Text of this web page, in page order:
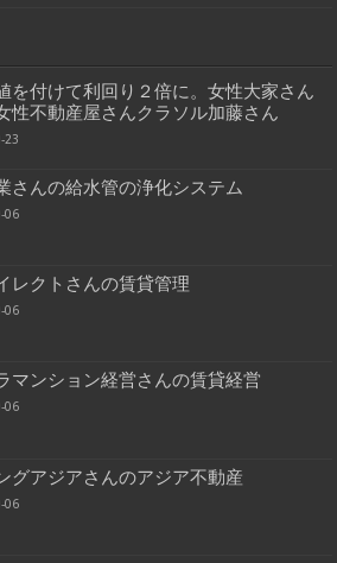
を付けて利回り２倍に。女性大家さん
性不動産屋さんクラソル加藤さん
23
さんの給水管の浄化システム
06
レクトさんの賃貸管理
06
マンション経営さんの賃貸経営
06
グアジアさんのアジア不動産
06